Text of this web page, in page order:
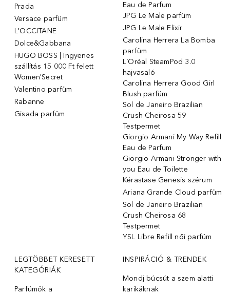
Prada
Versace parfüm
L'OCCITANE
Dolce&Gabbana
HUGO BOSS | Ingyenes
szállítás 15 000 Ft felett
Women'Secret
Valentino parfüm
Rabanne
Gisada parfüm
Eau de Parfum
JPG Le Male parfüm
JPG Le Male Elixir
Carolina Herrera La Bomba
parfüm
L´Oréal SteamPod 3.0
hajvasaló
Carolina Herrera Good Girl
Blush parfüm
Sol de Janeiro Brazilian
Crush Cheirosa 59
Testpermet
Giorgio Armani My Way Refill
Eau de Parfum
Giorgio Armani Stronger with
you Eau de Toilette
Kérastase Genesis szérum
Ariana Grande Cloud parfüm
Sol de Janeiro Brazilian
Crush Cheirosa 68
Testpermet
YSL Libre Refill női parfüm
LEGTÖBBET KERESETT
KATEGÓRIÁK
Parfümök ️a
INSPIRÁCIÓ & TRENDEK
Mondj búcsút a szem alatti
karikáknak